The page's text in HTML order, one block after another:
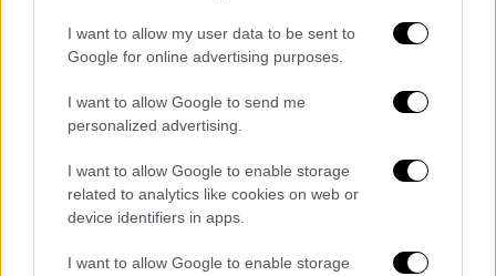
I want to allow my user data to be sent to
Google for online advertising purposes.
I want to allow Google to send me
personalized advertising.
I want to allow Google to enable storage
related to analytics like cookies on web or
device identifiers in apps.
I want to allow Google to enable storage
οποία δίνει ανατομικές και μεταβολικές
πληροφορίες για κάθε άτομο και
Αυτή η εξέταση γινόταν στην συντριπτική
πλειονότητα των περιπτώσεων στις
κλινικές με τις οποίες συνεργαζόταν ο
72χρονος με τα έξοδα διαμονής να
βαραίνουν τον ασθενή και την οικογένειά